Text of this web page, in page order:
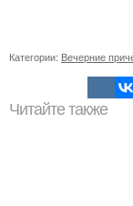
Категории: Вечерние
Читайте также